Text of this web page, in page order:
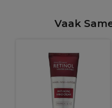
Vaak